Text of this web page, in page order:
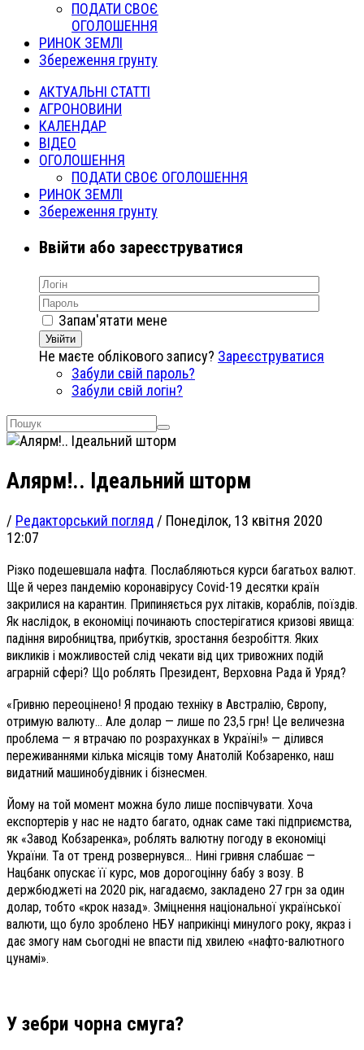
ПОДАТИ СВОЄ
ОГОЛОШЕННЯ
РИНОК ЗЕМЛІ
Збереження грунту
АКТУАЛЬНІ СТАТТІ
АГРОНОВИНИ
КАЛЕНДАР
ВІДЕО
ОГОЛОШЕННЯ
ПОДАТИ СВОЄ ОГОЛОШЕННЯ
РИНОК ЗЕМЛІ
Збереження грунту
Ввійти або зареєструватися
Запам'ятати мене
Увійти
Не маєте облікового запису? Зареєструватися
Забули свій пароль?
Забули свій логін?
Алярм!.. Ідеальний шторм
/ Редакторський погляд / Понеділок, 13 квітня 2020
12:07
Різко подешевшала нафта. Послабляються курси багатьох валют.
Ще й через пандемію коронавірусу Сovid-19 десятки країн
закрилися на карантин. Припиняється рух літаків, кораблів, поїздів.
Як наслідок, в економіці починають спостерігатися кризові явища:
падіння виробництва, прибутків, зростання безробіття. Яких
викликів і можливостей слід чекати від цих тривожних подій
аграрній сфері? Що роблять Президент, Верховна Рада й Уряд?
«Гривню переоцінено! Я продаю техніку в Австралію, Європу,
отримую валюту… Але долар — лише по 23,5 грн! Це величезна
проблема — я втрачаю по розрахунках в Україні!» — ділився
переживаннями кілька місяців тому Анатолій Кобзаренко, наш
видатний машинобудівник і бізнесмен.
Йому на той момент можна було лише поспівчувати. Хоча
експортерів у нас не надто багато, однак саме такі підприємства,
як «Завод Кобзаренка», роблять валютну погоду в економіці
України. Та от тренд розвернувся… Нині гривня слабшає —
Нацбанк опускає її курс, мов дорогоцінну бабу з возу. В
держбюджеті на 2020 рік, нагадаємо, закладено 27 грн за один
долар, тобто «крок назад». Зміцнення національної української
валюти, що було зроблено НБУ наприкінці минулого року, якраз і
дає змогу нам сьогодні не впасти під хвилею «нафто-валютного
цунамі».
У зебри чорна смуга?